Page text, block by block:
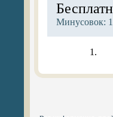
Минусовок: 1
1.